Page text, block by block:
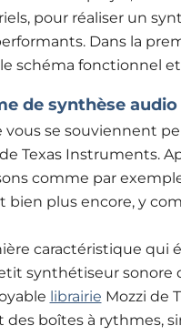
pour réaliser un
Dans la
schéma fonctionnel
de synthèse audio
se souviennent
Texas Instruments.
comme par
bien plus encore, y
caractéristique qui
synthétiseur sonore
librairie Mozzi de
des boîtes à rythmes,